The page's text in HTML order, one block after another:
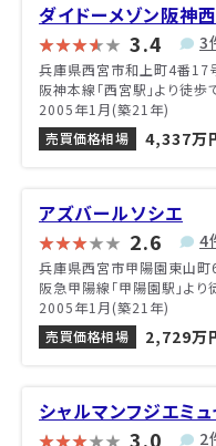
ダイドーメゾン阪神
3.4 3
兵庫県西宮市和上町4番17
阪神本線「西宮駅」より徒歩
2005年1月(築21年)
売買価格相場
4,337万
アズバールソシエ
2.6 4
兵庫県西宮市甲陽園東山
阪急甲陽線「甲陽園駅」よ
2005年1月(築21年)
売買価格相場
2,729万
シャルマンフジエミ
3.0 2